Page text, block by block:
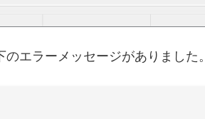
エラーメッセージがありました。